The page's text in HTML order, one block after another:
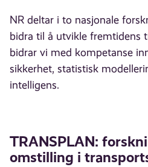
NR deltar i to nasjonale
bidra til å utvikle fremtidens
bidrar vi med kompetanse
sikkerhet, statistisk
intelligens.
TRANSPLAN:
omstilling i